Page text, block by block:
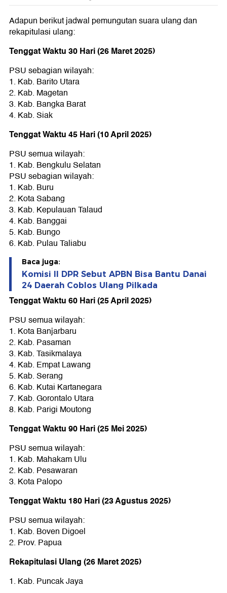
Adapun berikut jadwal pemungutan suara ulang dan
rekapitulasi ulang:
Tenggat Waktu 30 Hari (26 Maret 2025)
PSU sebagian wilayah:
1.⁠ ⁠Kab. Barito Utara
2.⁠ ⁠Kab. Magetan
3.⁠ ⁠Kab. Bangka Barat
4.⁠ ⁠Kab. Siak
Tenggat Waktu 45 Hari (10 April 2025)
PSU semua wilayah:
1.⁠ ⁠Kab. Bengkulu Selatan
PSU sebagian wilayah:
1.⁠ ⁠Kab. Buru
2.⁠ ⁠Kota Sabang
3.⁠ ⁠Kab. Kepulauan Talaud
4.⁠ ⁠Kab. Banggai
5.⁠ ⁠Kab. Bungo
6.⁠ ⁠Kab. Pulau Taliabu
Baca juga:
Komisi II DPR Sebut APBN Bisa Bantu Danai
24 Daerah Coblos Ulang Pilkada
Tenggat Waktu 60 Hari (25 April 2025)
PSU semua wilayah:
1.⁠ ⁠Kota Banjarbaru
2.⁠ ⁠Kab. Pasaman
3.⁠ ⁠Kab. Tasikmalaya
4.⁠ ⁠Kab. Empat Lawang
5.⁠ ⁠Kab. Serang
6.⁠ ⁠Kab. Kutai Kartanegara
7.⁠ ⁠Kab. Gorontalo Utara
8.⁠ ⁠Kab. Parigi Moutong
Tenggat Waktu 90 Hari (25 Mei 2025)
PSU semua wilayah:
1.⁠ ⁠Kab. Mahakam Ulu
2.⁠ ⁠Kab. Pesawaran
3.⁠ ⁠Kota Palopo
Tenggat Waktu 180 Hari (23 Agustus 2025)
PSU semua wilayah:
1.⁠ ⁠Kab. Boven Digoel
2.⁠ ⁠Prov. Papua
Rekapitulasi Ulang (26 Maret 2025)
1.⁠ ⁠Kab. Puncak Jaya